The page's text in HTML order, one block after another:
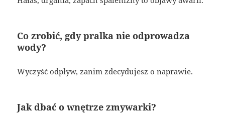
Co zrobić, gdy pralka nie odprowadza
wody?
Wyczyść odpływ, zanim zdecydujesz o naprawie.
Jak dbać o wnętrze zmywarki?